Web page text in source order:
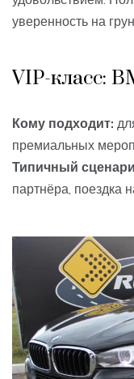
уверенность на
VIP-класс:
Кому подходит:
премиальных
Типичный
партнёра, поездка